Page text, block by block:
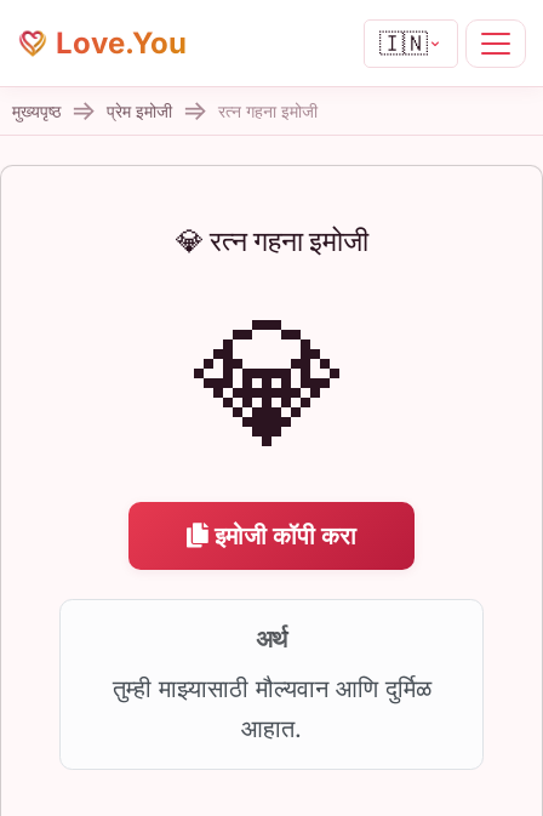
Love.You 🇮🇳
मुख्यपृष्ठ प्रेम इमोजी रत्न गहना इमोजी
💎 रत्न गहना इमोजी
💎
इमोजी कॉपी करा
अर्थ
तुम्ही माझ्यासाठी मौल्यवान आणि दुर्मिळ
आहात.